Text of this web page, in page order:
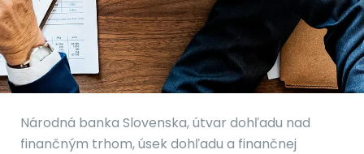
Národná banka Slovenska, útvar dohľadu nad
finančným trhom, úsek dohľadu a finančnej